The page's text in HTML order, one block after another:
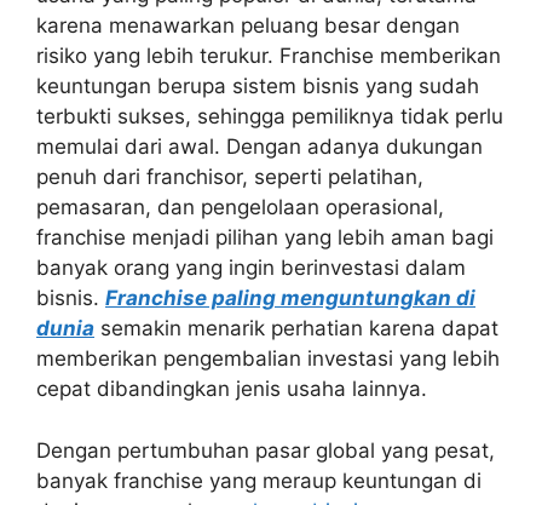
karena menawarkan peluang besar dengan
risiko yang lebih terukur. Franchise memberikan
keuntungan berupa sistem bisnis yang sudah
terbukti sukses, sehingga pemiliknya tidak perlu
memulai dari awal. Dengan adanya dukungan
penuh dari franchisor, seperti pelatihan,
pemasaran, dan pengelolaan operasional,
franchise menjadi pilihan yang lebih aman bagi
banyak orang yang ingin berinvestasi dalam
bisnis. Franchise paling menguntungkan di
dunia semakin menarik perhatian karena dapat
memberikan pengembalian investasi yang lebih
cepat dibandingkan jenis usaha lainnya.
Dengan pertumbuhan pasar global yang pesat,
banyak franchise yang meraup keuntungan di